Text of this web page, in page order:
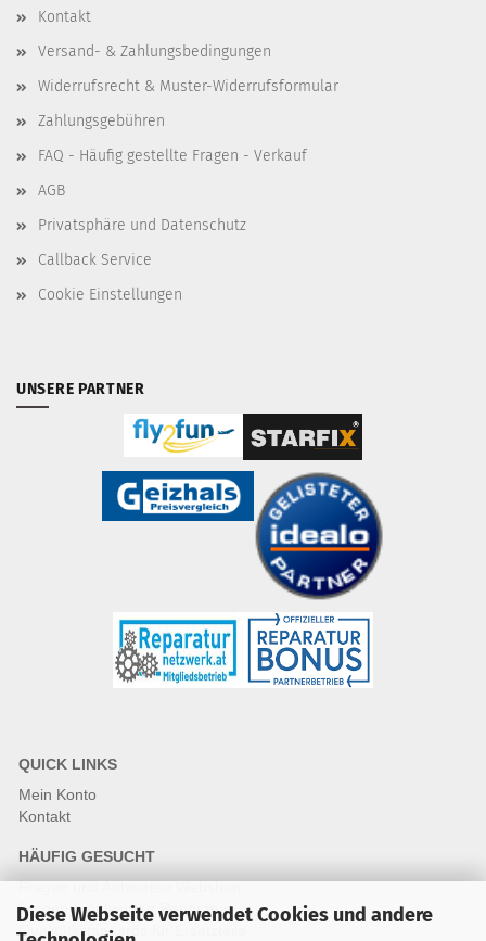
Diese Webseite verwendet Cookies und andere
Kontakt
Versand- & Zahlungsbedingungen
Widerrufsrecht & Muster-Widerrufsformular
Zahlungsgebühren
FAQ - Häufig gestellte Fragen - Verkauf
AGB
Privatsphäre und Datenschutz
Callback Service
Cookie Einstellungen
UNSERE PARTNER
QUICK LINKS
Mein Konto
Kontakt
HÄUFIG GESUCHT
Fragen und Antworten Webshop
Fragen & Antworten Reparatur
Qualitätsstandards für Ersatzteile